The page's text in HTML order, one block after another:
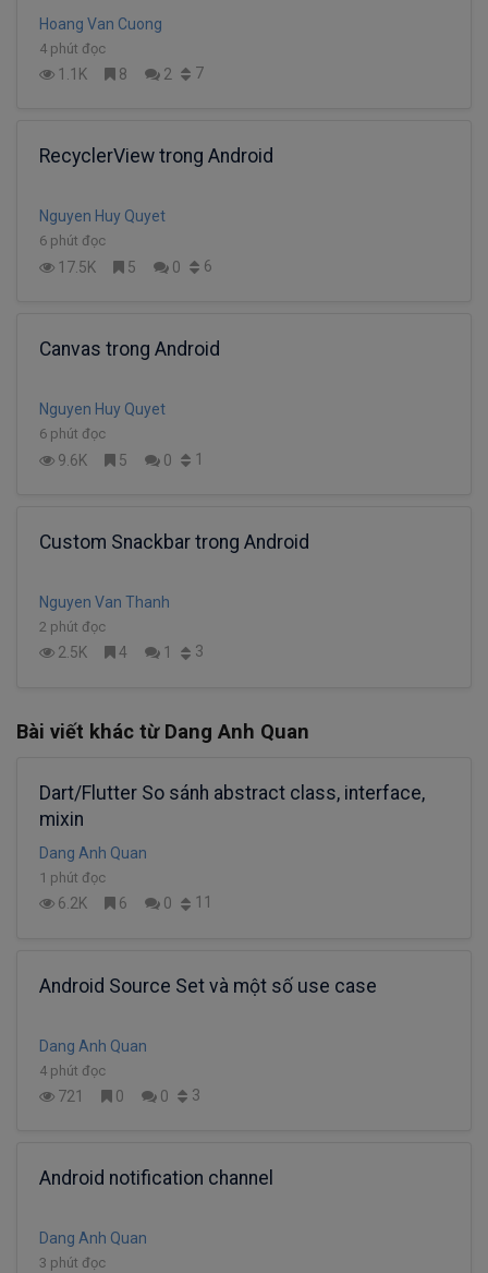
Hoang Van Cuong
4 phút đọc
1.1K 8 2 7
RecyclerView trong Android
Nguyen Huy Quyet
6 phút đọc
17.5K 5 0 6
Canvas trong Android
Nguyen Huy Quyet
6 phút đọc
9.6K 5 0 1
Custom Snackbar trong Android
Nguyen Van Thanh
2 phút đọc
2.5K 4 1 3
Bài viết khác từ Dang Anh Quan
Dart/Flutter So sánh abstract class, interface,
mixin
Dang Anh Quan
1 phút đọc
6.2K 6 0 11
Android Source Set và một số use case
Dang Anh Quan
4 phút đọc
721 0 0 3
Android notification channel
Dang Anh Quan
3 phút đọc